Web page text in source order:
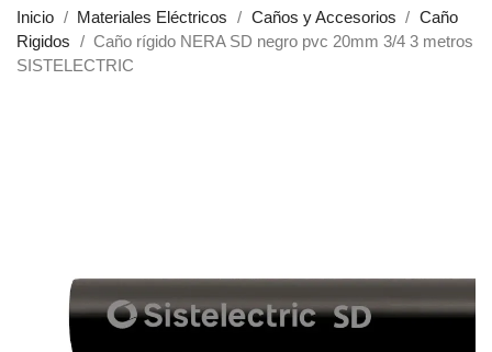
Inicio Materiales Eléctricos Caños y Accesorios
Caño
Rigidos
Caño rígido NERA SD negro pvc 20mm 3/4 3 metros
SISTELECTRIC